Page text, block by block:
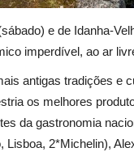
e de Idanha-
imperdível, ao ar
antigas tradições e
os melhores
da gastronomia
2*Michelin),